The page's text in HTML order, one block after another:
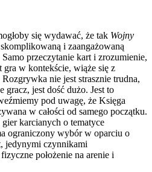
się wydawać, że tak Wojny
i zaangażowaną
Samo przeczytanie kart i zrozumienie,
w kontekście, wiąże się z
nie jest strasznie trudna,
gracz, jest dość dużo. Jest to
pod uwagę, że Księga
w całości od samego początku.
karcianych o tematyce
ograniczony wybór w oparciu o
jedynymi czynnikami
położenie na arenie i